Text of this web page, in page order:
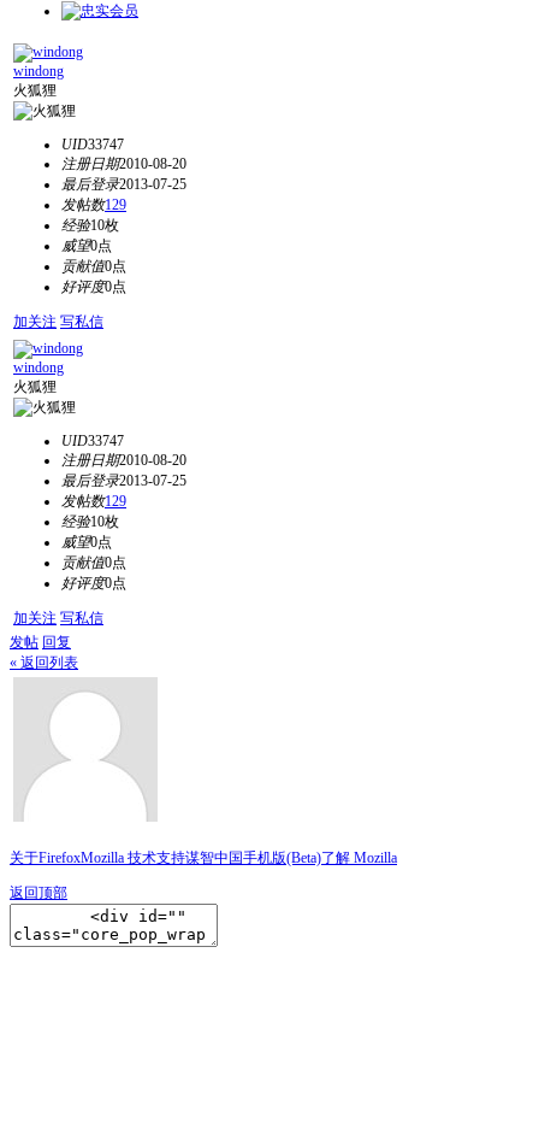
windong
火狐狸
UID33747
注册日期2010-08-20
最后登录2013-07-25
发帖数129
经验10枚
威望0点
贡献值0点
好评度0点
加关注 写私信
windong
火狐狸
UID33747
注册日期2010-08-20
最后登录2013-07-25
发帖数129
经验10枚
威望0点
贡献值0点
好评度0点
加关注 写私信
发帖 回复
« 返回列表
关于FirefoxMozilla 技术支持谋智中国手机版(Beta)了解 Mozilla
返回顶部